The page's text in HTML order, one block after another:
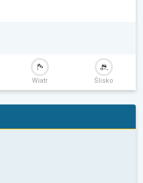
Wiatr Ślisko